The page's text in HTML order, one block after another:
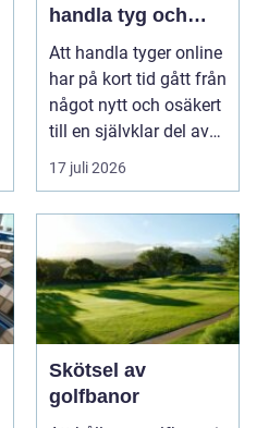
handla tyg och
hemtextil
Att handla tyger online
har på kort tid gått från
något nytt och osäkert
till en självklar del av
må...
17 juli 2026
Skötsel av
golfbanor